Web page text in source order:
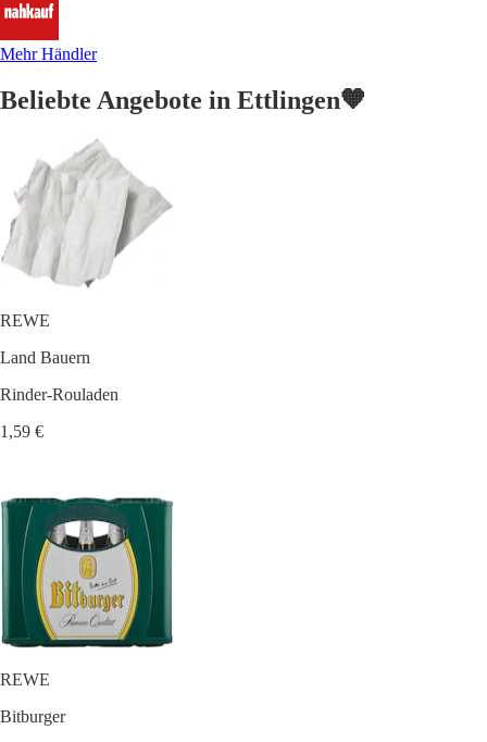
Mehr Händler
Beliebte Angebote in Ettlingen🧡
REWE
Land Bauern
Rinder-Rouladen
1,59 €
REWE
Bitburger